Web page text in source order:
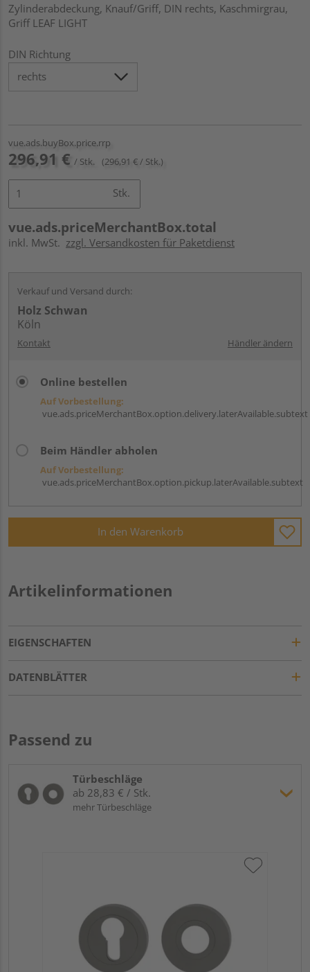
Zylinderabdeckung, Knauf/Griff, DIN rechts, Kaschmirgrau,
Griff LEAF LIGHT
DIN Richtung
vue.ads.buyBox.price.rrp
296,91 € / Stk. (296,91 € / Stk.)
Stk.
vue.ads.priceMerchantBox.total
inkl. MwSt. zzgl. Versandkosten für Paketdienst
Verkauf und Versand durch:
Holz Schwan
Köln
Kontakt Händler ändern
Online bestellen
Auf Vorbestellung:
vue.ads.priceMerchantBox.option.delivery.laterAvailable.subtext
Beim Händler abholen
Auf Vorbestellung:
vue.ads.priceMerchantBox.option.pickup.laterAvailable.subtext
In den Warenkorb
Artikelinformationen
EIGENSCHAFTEN
DATENBLÄTTER
Passend zu
Türbeschläge
ab 28,83 € / Stk.
mehr Türbeschläge